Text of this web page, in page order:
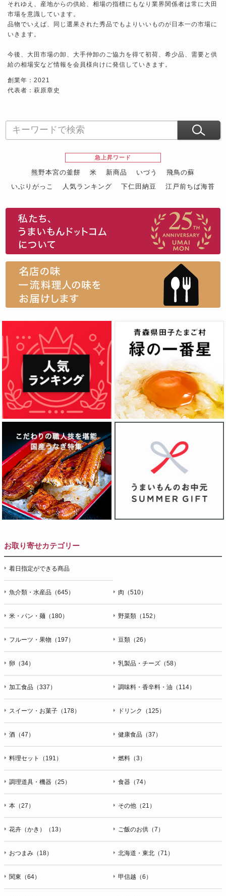
それゆえ、産地からの供給、相場の指標にもなり業界関係者は常に大田
市場を意識しています。
品物でいえば、同じ選果された秀品でもよりいいものが日本一の市場に
いきます。
今後、大田市場の卸、大手仲卸のご協力を得て初荷、希少品、需要と供
給の相場安など情報を会員様向けに発信していきます。
創業年：2021
代表者：萩原章史
急上昇ワード
熊野本宮の釜餅 米 新商品 いづう
飛鳥の蘇
いぶりがっこ
人気ランキング 下仁田納豆
江戸前ちば海苔
お取り寄せカテゴリー
着日指定ができる商品
魚介類・水産品（645） 肉（510）
米・パン・麺（180） 野菜類（152）
フルーツ・果物（197） 豆類（26）
卵（34） 乳製品・チーズ（58）
加工食品（337） 調味料・香辛料・油（114）
スイーツ・お菓子（178） ドリンク（125）
酒（47） 健康食品（37）
料理セット（191） 燃料（3）
調理道具・機器（25） 食器（74）
本（27） その他（21）
花卉（かき）（13） ご飯のお供（7）
おつまみ（18） 北海道・東北（71）
関東（64） 甲信越（6）